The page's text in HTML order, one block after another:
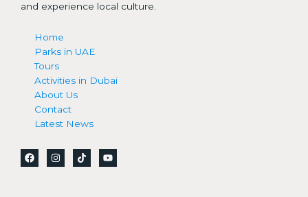
and experience local culture.
Home
Parks in UAE
Tours
Activities in Dubai
About Us
Contact
Latest News